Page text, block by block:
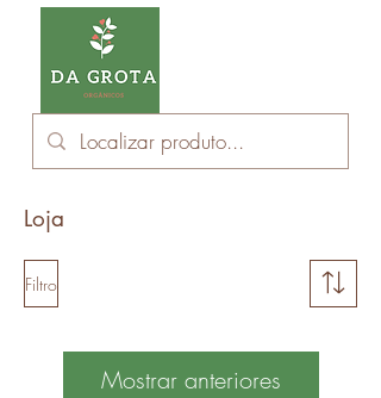
Loja
Filtro
Mostrar anteriores